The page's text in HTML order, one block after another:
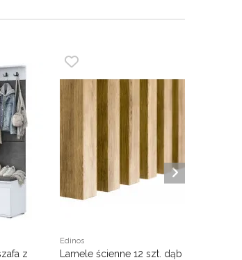
z
Edinos
Lamele ścienne 12 szt. dąb